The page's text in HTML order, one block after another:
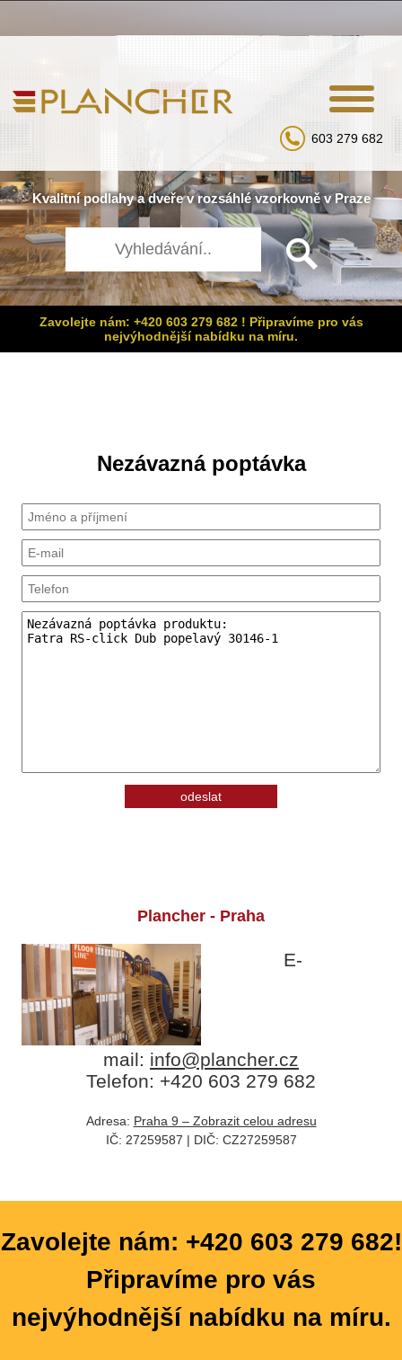
603 279 682
Kvalitnípodlahyadveřev rozsáhlévzorkovněv Praze
Zavolejte nám: +420 603 279 682 ! Připravíme pro vás
nejvýhodnější nabídku na míru.
Nezávazná poptávka
Plancher - Praha
E-
mail: info@plancher.cz
Telefon: +420 603 279 682
Adresa: Praha 9 – Zobrazit celou adresu
IČ: 27259587 | DIČ: CZ27259587
Zavolejte nám: +420 603 279 682!
Připravíme pro vás
nejvýhodnější nabídku na míru.